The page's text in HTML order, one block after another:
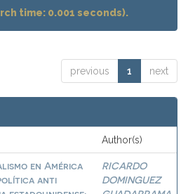
time: 0.001 seconds).
previous 1 next
Author(s)
en América
anti
RICARDO
DOMINGUEZ